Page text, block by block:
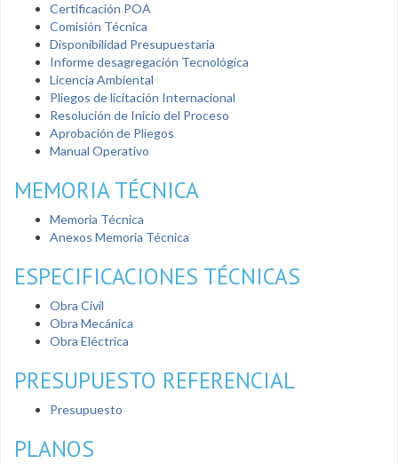
Certificación POA
Comisión Técnica
Disponibilidad Presupuestaria
Informe desagregación Tecnológica
Licencia Ambiental
Pliegos de licitación Internacional
Resolución de Inicio del Proceso
Aprobación de Pliegos
Manual Operativo
MEMORIA TÉCNICA
Memoria Técnica
Anexos Memoria Técnica
ESPECIFICACIONES TÉCNICAS
Obra Cívil
Obra Mecánica
Obra Eléctrica
PRESUPUESTO REFERENCIAL
Presupuesto
PLANOS